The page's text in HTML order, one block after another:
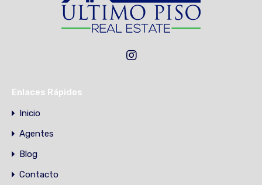
Enlaces Rápidos
Inicio
Agentes
Blog
Contacto